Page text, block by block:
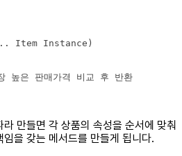
은 판매가격 비교 후 반환
만들면 각 상품의 속성을 순서에 맞춰
을 갖는 메서드를 만들게 됩니다.